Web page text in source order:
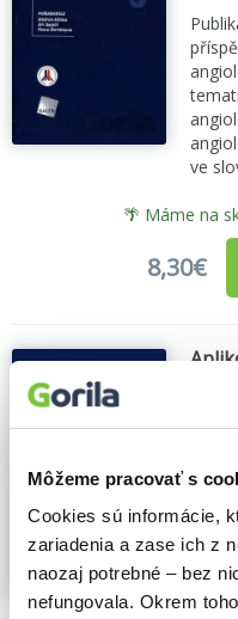
Môžeme pracovať s
Cookies sú informácie,
zariadenia a zase ich z
naozaj potrebné – bez
nefungovala. Okrem
ve
🌴 Máme na
8,30€
dnes
aby
viac